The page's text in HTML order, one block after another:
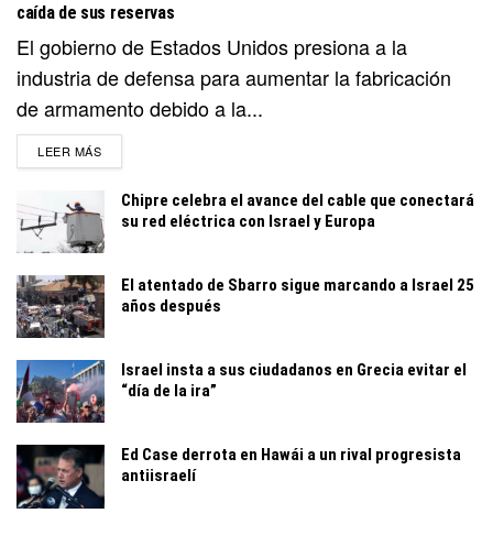
caída de sus reservas
El gobierno de Estados Unidos presiona a la
industria de defensa para aumentar la fabricación
de armamento debido a la...
LEER MÁSDETAILS
Chipre celebra el avance del cable que conectará
su red eléctrica con Israel y Europa
El atentado de Sbarro sigue marcando a Israel 25
años después
Israel insta a sus ciudadanos en Grecia evitar el
“día de la ira”
Ed Case derrota en Hawái a un rival progresista
antiisraelí